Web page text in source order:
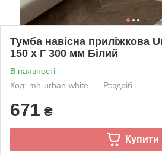
Тумба навісна приліжкова
150 x Г 300 мм Білий
В наявності
Код: mh-urban-white
Роздріб
671 ₴
Купити